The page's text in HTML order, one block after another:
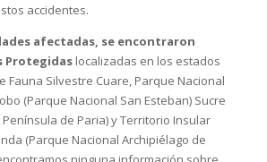
accidentes.
afectadas, se encontraron
Protegidas localizadas en los estados
Fauna Silvestre Cuare, Parque Nacional
(Parque Nacional San Esteban) Sucre
de Paria) y Territorio Insular
(Parque Nacional Archipiélago de